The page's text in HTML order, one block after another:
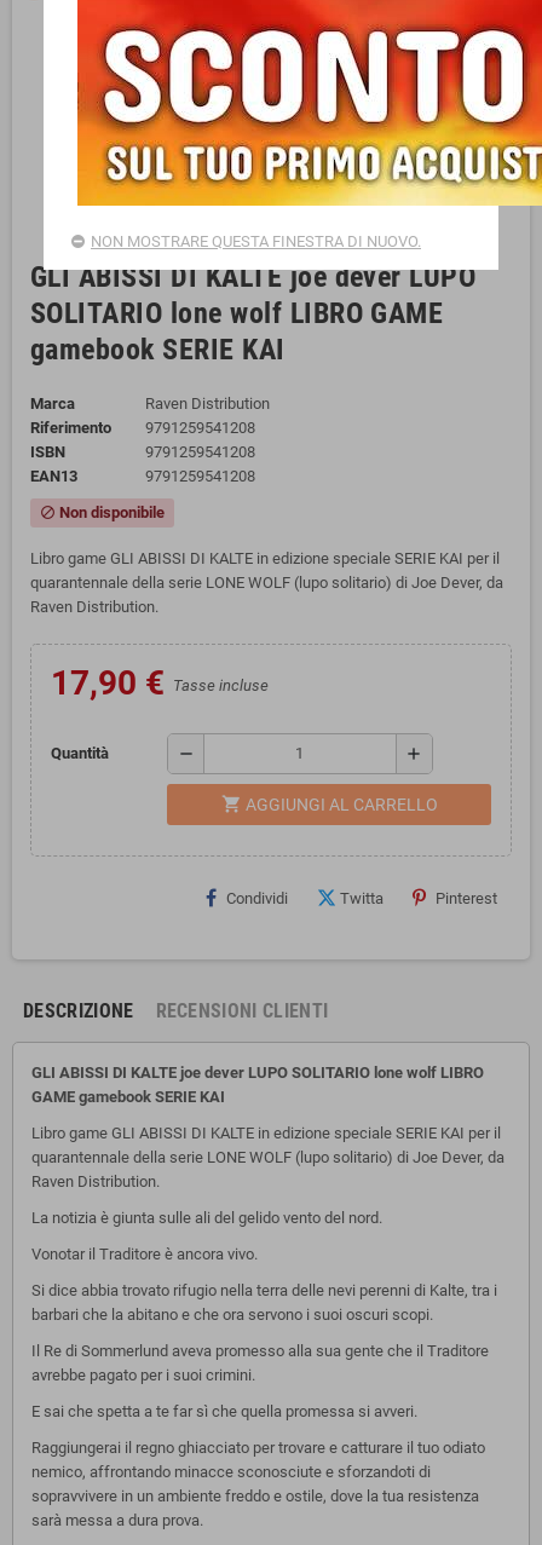
GLI ABISSI DI KALTE joe dever LUPO
SOLITARIO lone wolf LIBRO GAME
gamebook SERIE KAI
Marca
Raven Distribution
Riferimento
9791259541208
ISBN
9791259541208
EAN13
9791259541208
block Non disponibile
Libro game GLI ABISSI DI KALTE in edizione speciale SERIE KAI per il
quarantennale della serie LONE WOLF (lupo solitario) di Joe Dever, da
Raven Distribution.
17,90 € Tasse incluse
Quantità remove add
shopping_cart AGGIUNGI AL CARRELLO
Condividi Twitta Pinterest
DESCRIZIONE RECENSIONI CLIENTI
GLI ABISSI DI KALTE joe dever LUPO SOLITARIO lone wolf LIBRO
GAME gamebook SERIE KAI
Libro game GLI ABISSI DI KALTE in edizione speciale SERIE KAI per il
quarantennale della serie LONE WOLF (lupo solitario) di Joe Dever, da
Raven Distribution.
La notizia è giunta sulle ali del gelido vento del nord.
Vonotar il Traditore è ancora vivo.
Si dice abbia trovato rifugio nella terra delle nevi perenni di Kalte, tra i
barbari che la abitano e che ora servono i suoi oscuri scopi.
Il Re di Sommerlund aveva promesso alla sua gente che il Traditore
avrebbe pagato per i suoi crimini.
E sai che spetta a te far sì che quella promessa si avveri.
Raggiungerai il regno ghiacciato per trovare e catturare il tuo odiato
nemico, affrontando minacce sconosciute e sforzandoti di
sopravvivere in un ambiente freddo e ostile, dove la tua resistenza
sarà messa a dura prova.
NON MOSTRARE QUESTA FINESTRA DI NUOVO.